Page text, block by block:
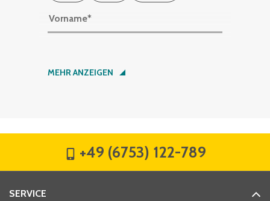
Vorname*
Nachname*
MEHR ANZEIGEN
+49 (6753) 122-789
SERVICE